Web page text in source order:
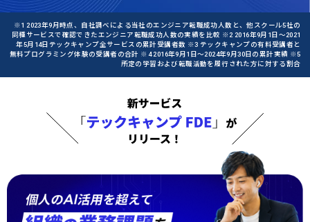
※1 2023年9月時点、自社調べによる当社のエンジニア転職成功人数と、他スクール5社の
同種サービスで確認できたエンジニア転職成功人数の実績を比較 ※2 2016年9月1日〜2021
年5月14日テックキャンプ全サービスの累計受講者数 ※3 テックキャンプの有料受講者と
無料プログラミング体験の受講者の合計 ※4 2016年9月1日〜2024年9月30日の累計実績 ※5
所定の学習および転職活動を履行された方に対する割合